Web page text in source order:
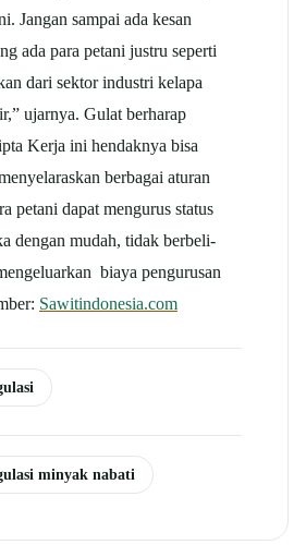
Jangan sampai ada kesan
ada para petani justru seperti
dari sektor industri kelapa
ujarnya. Gulat berharap
Kerja ini hendaknya bisa
berbagai aturan
petani dapat mengurus status
dengan mudah, tidak berbeli-
biaya pengurusan
Sawitindonesia.com
minyak nabati